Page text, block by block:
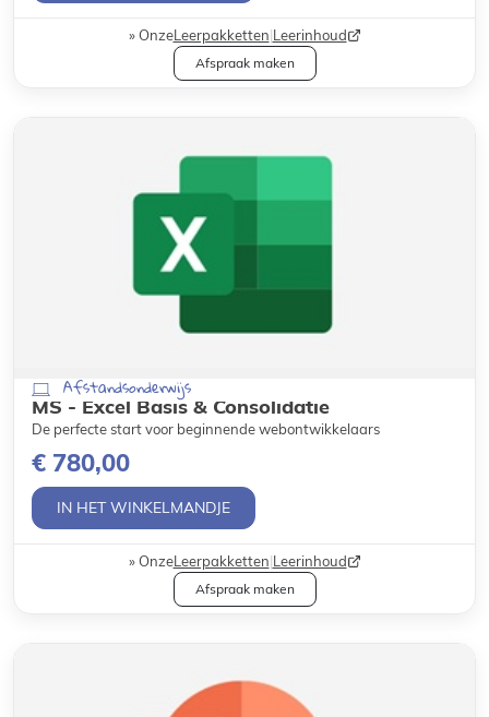
OnzeLeerpakketten|Leerinhoud
Afspraak maken
Afstandsonderwijs
MS - Excel Basis & Consolidatie
De perfecte start voor beginnende webontwikkelaars
€ 780,00
IN HET WINKELMANDJE
OnzeLeerpakketten|Leerinhoud
Afspraak maken